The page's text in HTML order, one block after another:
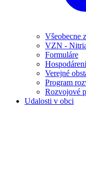
Všeobecne
VZN -
Formuláre
Verejné
Program
Rozvojové
Udalosti v obci